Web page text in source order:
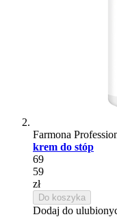
Farmona
krem do stóp
69
59
zł
Do koszyka
Dodaj do